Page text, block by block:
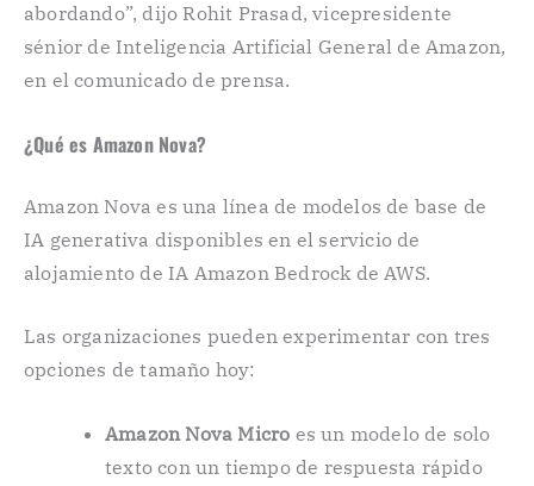
abordando”, dijo Rohit Prasad, vicepresidente
sénior de Inteligencia Artificial General de Amazon,
en el comunicado de prensa.
¿Qué es Amazon Nova?
Amazon Nova es una línea de modelos de base de
IA generativa disponibles en el servicio de
alojamiento de IA Amazon Bedrock de AWS.
Las organizaciones pueden experimentar con tres
opciones de tamaño hoy:
Amazon Nova Micro es un modelo de solo
texto con un tiempo de respuesta rápido